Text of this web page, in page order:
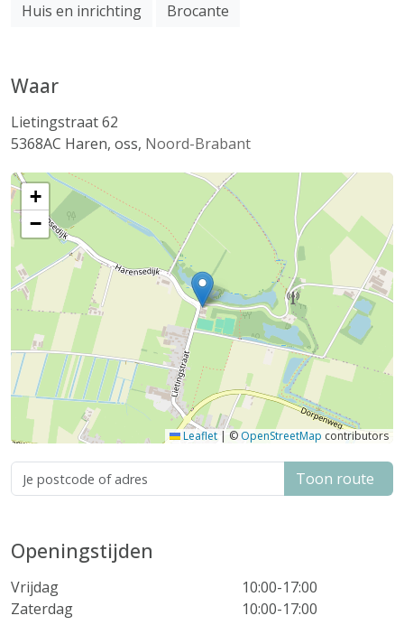
Huis en inrichting
Brocante
Waar
Lietingstraat 62
5368AC Haren, oss, Noord-Brabant
+
−
Leaflet | © OpenStreetMap contributors
Toon route
Openingstijden
Vrijdag
10:00-17:00
Zaterdag
10:00-17:00